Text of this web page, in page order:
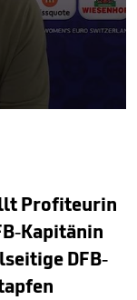
Profiteurin
Kapitänin
DFB-